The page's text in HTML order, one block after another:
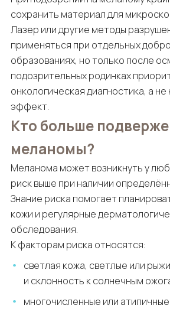
сохранить материал для
Лазер или другие методы
применяться при отдельных
образованиях, но только после
подозрительных родинках
онкологическая диагностика, а
эффект.
Кто больше
меланомы?
Меланома может возникнуть у
риск выше при наличии
Знание риска помогает
кожи и регулярные
обследования.
К факторам риска относятся:
светлая кожа, светлые или
и склонность к солнечным
многочисленные или